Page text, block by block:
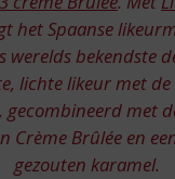
het Spaanse
werelds bekendste
lichte likeur met
gecombineerd met
Crème Brûlée en
gezouten karamel.